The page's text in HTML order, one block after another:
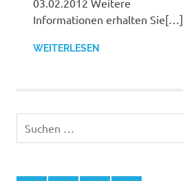
03.02.2012 Weitere
Informationen erhalten Sie[…]
WEITERLESEN
Suchen